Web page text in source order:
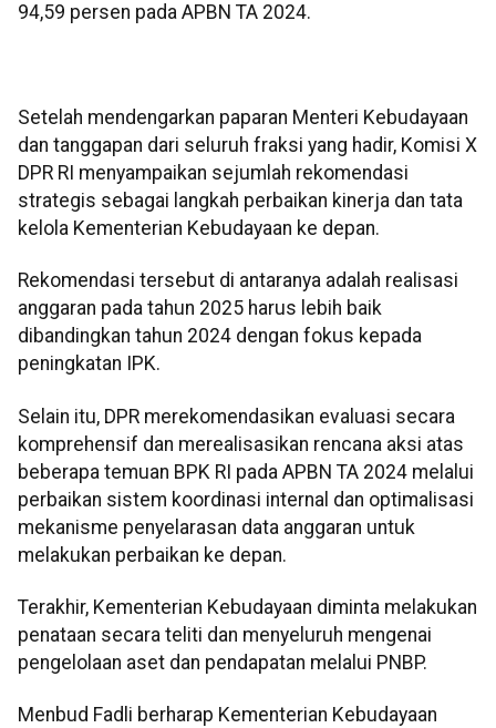
94,59 persen pada APBN TA 2024.
Setelah mendengarkan paparan Menteri Kebudayaan
dan tanggapan dari seluruh fraksi yang hadir, Komisi X
DPR RI menyampaikan sejumlah rekomendasi
strategis sebagai langkah perbaikan kinerja dan tata
kelola Kementerian Kebudayaan ke depan.
Rekomendasi tersebut di antaranya adalah realisasi
anggaran pada tahun 2025 harus lebih baik
dibandingkan tahun 2024 dengan fokus kepada
peningkatan IPK.
Selain itu, DPR merekomendasikan evaluasi secara
komprehensif dan merealisasikan rencana aksi atas
beberapa temuan BPK RI pada APBN TA 2024 melalui
perbaikan sistem koordinasi internal dan optimalisasi
mekanisme penyelarasan data anggaran untuk
melakukan perbaikan ke depan.
Terakhir, Kementerian Kebudayaan diminta melakukan
penataan secara teliti dan menyeluruh mengenai
pengelolaan aset dan pendapatan melalui PNBP.
Menbud Fadli berharap Kementerian Kebudayaan